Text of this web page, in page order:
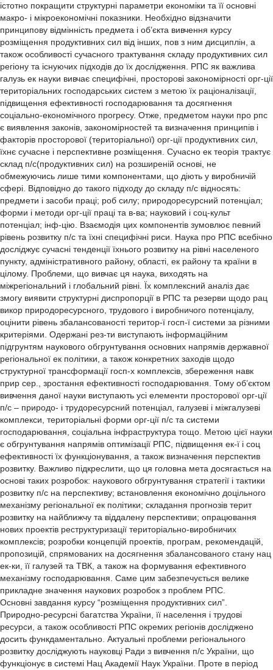
істотно покращити структурні параметри економіки та її основні
макро- і мікроекономічні показники. Необхідно відзначити
принципову відмінність предмета і об’єкта вивчення курсу
розміщення продуктивних сил від інших, пов з ним дисциплін, а
також особливості сучасного трактування складу продуктивних сил
регіону та існуючих підходів до їх дослідження. РПС як важлива
галузь ек науки вивчає специфічні, просторові закономірності орг-ції
територіальних господарських систем з метою їх раціоналізації,
підвищення ефективності господарювання та досягнення
соціально-економічного прогресу. Отже, предметом науки про рпс
є виявлення законів, закономірностей та визначення принципів і
факторів просторової (територіальної) орг-ції продуктивних сил,
їхнє сучасне і перспективне розміщення. Сучасно ек теорія трактує
склад п/с(продуктивних сил) на розширеній основі, не
обмежуючись лише тими компонентами, що діють у виробничій
сфері. Відповідно до такого підходу до складу п/с відносять:
предмети і засоби праці; роб силу; природоресурсний потенціал;
форми і методи орг-ції праці та в-ва; науковий і соц-культ
потенціал; інф-цію. Взаємодія цих компонентів зумовлює певний
рівень розвитку п/с та їхні специфічні риси. Наука про РПС всебічно
досліджує сучасні тенденції їхнього розвитку на рівні населеного
пункту, адміністративного району, області, ек району та країни в
цілому. Проблеми, що вивчає ця наука, виходять на
міжрегіональний і глобальний рівні. Їх комплексний аналіз дає
змогу виявити структурні диспропорції в РПС та резерви щодо рац
викор природоресурсного, трудового і виробничого потенціалу,
оцінити рівень збалансованості територ-ї госп-ї системи за різними
критеріями. Одержані рез-ти виступають інформаційним
підгрунтям наукового обгрунтування основних напрямів державної
регіональної ек політики, а також конкретних заходів щодо
структурної трансформації госп-х комплексів, збереження навк
прир сер., зростання ефективності господарювання. Тому об’єктом
вивчення даної науки виступають усі елементи просторової орг-ції
п/с – природо- і трудоресурсний потенціал, галузеві і міжгалузеві
комплекси, територіальні форми орг-ції п/с та системи
господарювання, соціальна інфраструктура тощо. Метою цієї науки
є обгрунтування напрямів оптимізації РПС, підвищення ек-ї і соц
ефективності їх функціонування, а також визначення перспектив
розвитку. Важливо підкреслити, що ця головна мета досягається на
основі таких розробок: наукового обгрунтування стратегії і тактики
розвитку п/с на перспективу; встановлення економічно доцільного
механізму регіональної ек політики; складання прогнозів терит
розвитку на найближчу та віддалену перспективи; опрацювання
нових проектів реструктуризації територіально-виробничих
комплексів; розробки концепцій проектів, програм, рекомендацій,
пропозицій, спрямованих на досягнення збалансованого стану нац
ек-ки, її галузей та ТВК, а також на формування ефективного
механізму господарювання. Саме цим забезпечується велике
прикладне значення наукових розробок з проблем РПС.
Основні завдання курсу “розміщення продуктивних сил”.
Природно-ресурсні багатства України, її населення і трудові
ресурси, а також особливості РПС окремих регіонів досліджено
досить функдаментально. Актуальні проблеми регіонального
розвитку досліджують науковці Ради з вивчення п/с України, що
функціонує в системі Нац Академії Наук України. Проте в період